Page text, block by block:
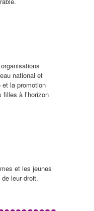
organisations
national et
la promotion
à l’horizon
et les jeunes
leur droit.